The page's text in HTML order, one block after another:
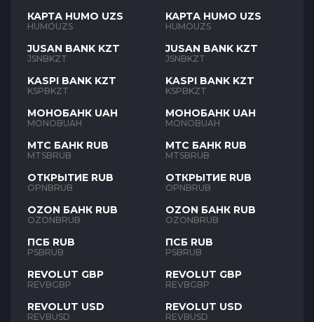
КАРТА HUMO UZS
HUMOUZS
JUSAN BANK KZT
JSNBKZT
KASPI BANK KZT
KSPBKZT
МОНОБАНК UAH
MONOBUAH
МТС БАНК RUB
MTSBRUB
ОТКРЫТИЕ RUB
OPNBRUB
OZON БАНК RUB
OZONBRUB
ПСБ RUB
PSBRUB
REVOLUT GBP
REVBGBP
REVOLUT USD
REVBUSD
КАРТА HUMO UZS
HUMOUZS
JUSAN BANK KZT
JSNBKZT
KASPI BANK KZT
KSPBKZT
МОНОБАНК UAH
MONOBUAH
МТС БАНК RUB
MTSBRUB
ОТКРЫТИЕ RUB
OPNBRUB
OZON БАНК RUB
OZONBRUB
ПСБ RUB
PSBRUB
REVOLUT GBP
REVBGBP
REVOLUT USD
REVBUSD